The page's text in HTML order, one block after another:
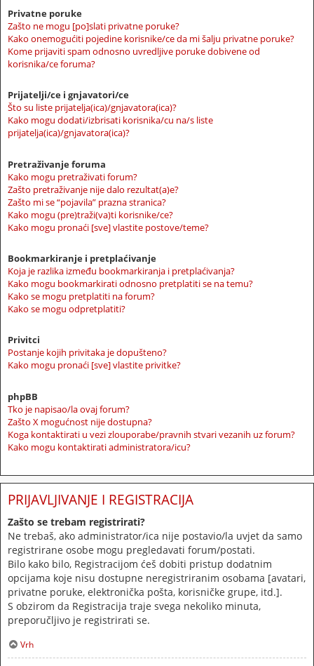
Privatne poruke
Zašto ne mogu [po]slati privatne poruke?
Kako onemogućiti pojedine korisnike/ce da mi šalju privatne poruke?
Kome prijaviti spam odnosno uvredljive poruke dobivene od
korisnika/ce foruma?
Prijatelji/ce i gnjavatori/ce
Što su liste prijatelja(ica)/gnjavatora(ica)?
Kako mogu dodati/izbrisati korisnika/cu na/s liste
prijatelja(ica)/gnjavatora(ica)?
Pretraživanje foruma
Kako mogu pretraživati forum?
Zašto pretraživanje nije dalo rezultat(a)e?
Zašto mi se “pojavila” prazna stranica?
Kako mogu (pre)traži(va)ti korisnike/ce?
Kako mogu pronaći [sve] vlastite postove/teme?
Bookmarkiranje i pretplaćivanje
Koja je razlika između bookmarkiranja i pretplaćivanja?
Kako mogu bookmarkirati odnosno pretplatiti se na temu?
Kako se mogu pretplatiti na forum?
Kako se mogu odpretplatiti?
Privitci
Postanje kojih privitaka je dopušteno?
Kako mogu pronaći [sve] vlastite privitke?
phpBB
Tko je napisao/la ovaj forum?
Zašto X mogućnost nije dostupna?
Koga kontaktirati u vezi zlouporabe/pravnih stvari vezanih uz forum?
Kako mogu kontaktirati administratora/icu?
PRIJAVLJIVANJE I REGISTRACIJA
Zašto se trebam registrirati?
Ne trebaš, ako administrator/ica nije postavio/la uvjet da samo
registrirane osobe mogu pregledavati forum/postati.
Bilo kako bilo, Registracijom ćeš dobiti pristup dodatnim
opcijama koje nisu dostupne neregistriranim osobama [avatari,
privatne poruke, elektronička pošta, korisničke grupe, itd.].
S obzirom da Registracija traje svega nekoliko minuta,
preporučljivo je registrirati se.
Vrh